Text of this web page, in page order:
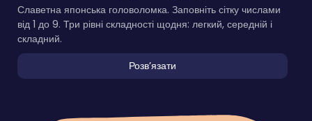
Славетна японська головоломка. Заповніть сітку числами
від 1 до 9. Три рівні складності щодня: легкий, середній і
складний.
Розвʼязати